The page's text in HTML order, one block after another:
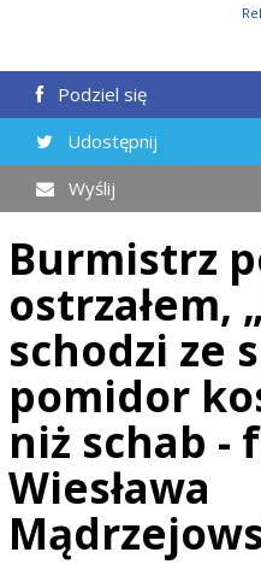
Podziel się
Udostępnij
Wyślij
Burmistrz
ostrzałem,
schodzi ze
pomidor
niż schab -
Wiesława